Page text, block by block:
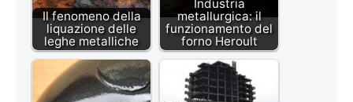
Il fenomeno della
liquazione delle
leghe metalliche
Industria
metallurgica: il
funzionamento del
forno Heroult